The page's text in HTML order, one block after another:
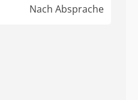
Nach Absprache